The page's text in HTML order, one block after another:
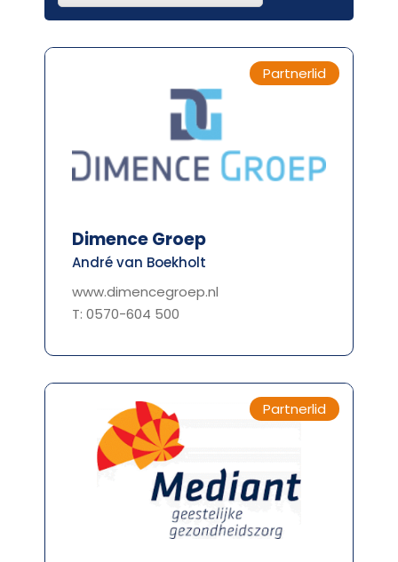
Partnerlid
Dimence Groep
André van Boekholt
www.dimencegroep.nl
T: 0570-604 500
Partnerlid